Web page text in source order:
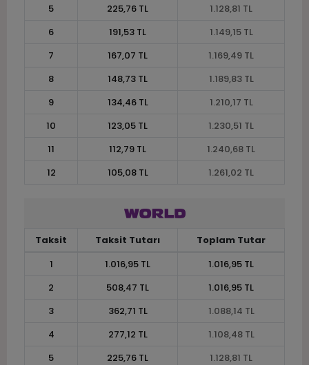
5
225,76 TL
1.128,81 TL
6
191,53 TL
1.149,15 TL
7
167,07 TL
1.169,49 TL
8
148,73 TL
1.189,83 TL
9
134,46 TL
1.210,17 TL
10
123,05 TL
1.230,51 TL
11
112,79 TL
1.240,68 TL
12
105,08 TL 1.261,02 TL
Taksit Taksit Tutarı
Toplam Tutar
1
1.016,95 TL
1.016,95 TL
2
508,47 TL
1.016,95 TL
3
362,71 TL
1.088,14 TL
4
277,12 TL
1.108,48 TL
5
225,76 TL
1.128,81 TL